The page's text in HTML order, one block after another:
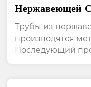
Нержавеющей
Поверхность
Трубы из
производятся
Последующий